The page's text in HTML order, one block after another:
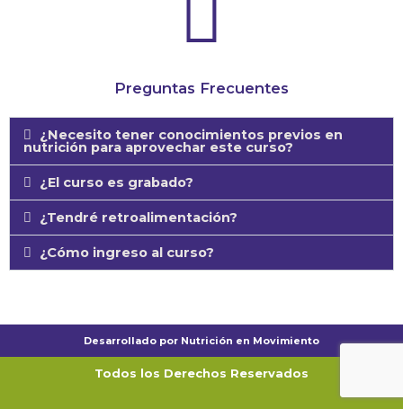
Preguntas Frecuentes
¿Necesito tener conocimientos previos en
nutrición para aprovechar este curso?
¿El curso es grabado?
¿Tendré retroalimentación?
¿Cómo ingreso al curso?
Desarrollado por Nutrición en Movimiento
Todos los Derechos Reservados